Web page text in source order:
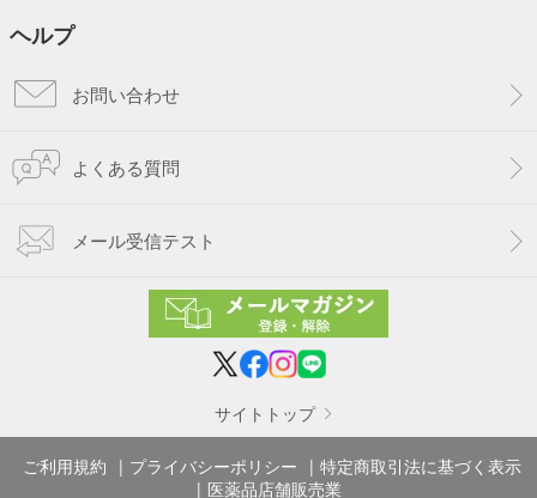
ヘルプ
お問い合わせ
よくある質問
メール受信テスト
サイトトップ
ご利用規約 プライバシーポリシー
特定商取引法に基づく表示
医薬品店舗販売業